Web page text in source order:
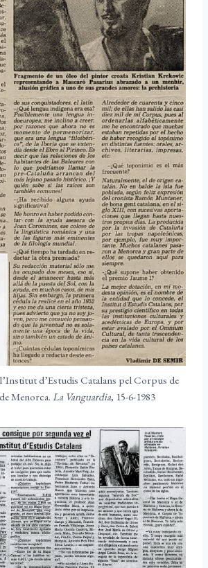
d’Estudis Catalans pel Corpus de
Menorca. La Vanguardia, 15-6-1983